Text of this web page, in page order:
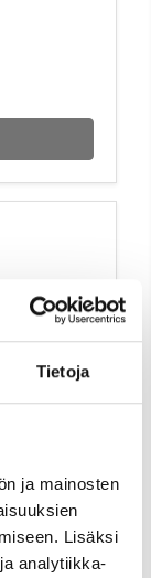
Tietoja
ja mainosten
Lisäksi
analytiikka-